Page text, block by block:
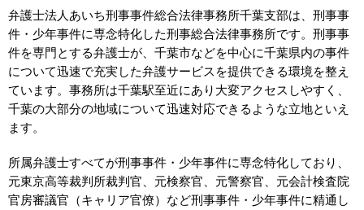
弁護士法人あいち刑事事件総合法律事務所千葉支部は、刑事事
件・少年事件に専念特化した刑事総合法律事務所です。刑事事
件を専門とする弁護士が、千葉市などを中心に千葉県内の事件
について迅速で充実した弁護サービスを提供できる環境を整え
ています。事務所は千葉駅至近にあり大変アクセスしやすく、
千葉の大部分の地域について迅速対応できるような立地といえ
ます。
所属弁護士すべてが刑事事件・少年事件に専念特化しており、
元東京高等裁判所裁判官、元検察官、元警察官、元会計検査院
官房審議官（キャリア官僚）など刑事事件・少年事件に精通し